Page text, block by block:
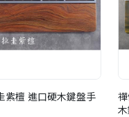
紫檀 進口硬木鍵盤手